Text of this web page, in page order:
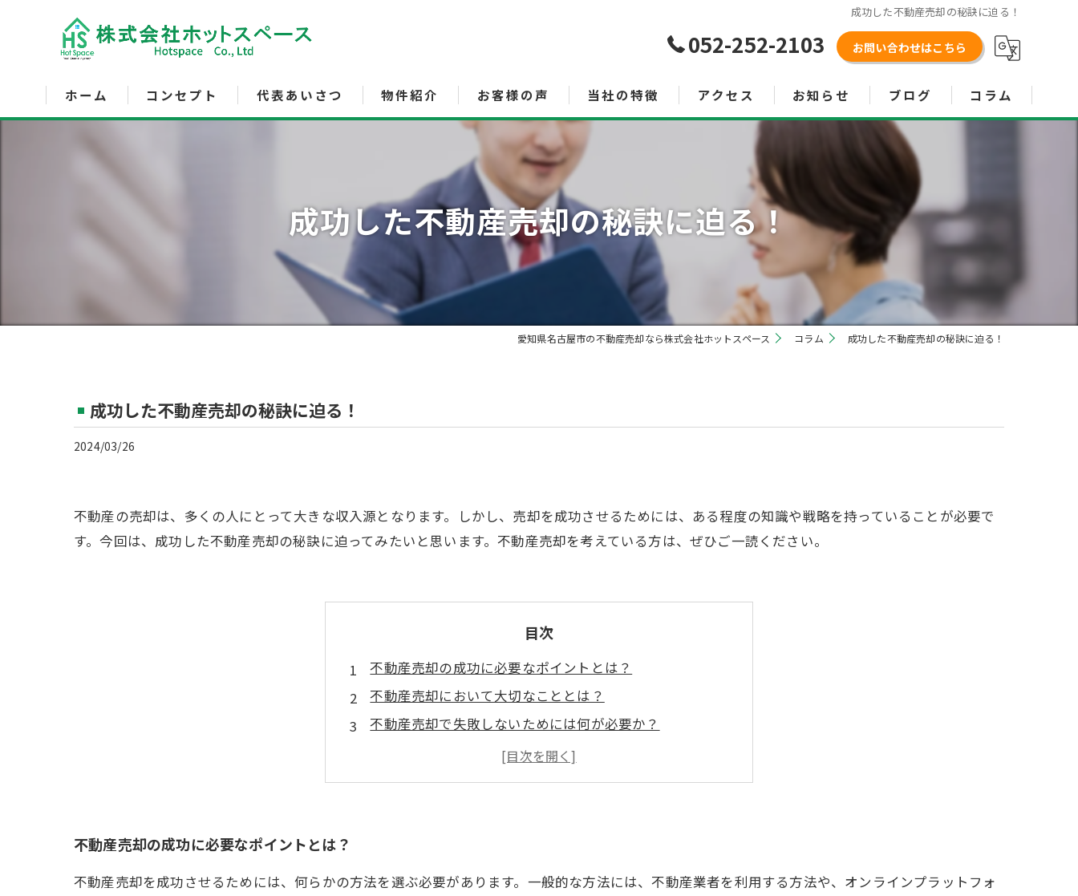
成功した不動産売却の秘訣に迫る！
052-252-2103 お問い合わせはこちら
ホーム コンセプト 代表あいさつ 物件紹介 お客様の声 当社の特徴
売買
空き家管理サービス
土地
相続
アクセス お知らせ ブログ コラム
成功した不動産売却の秘訣に迫る！
愛知県名古屋市の不動産売却なら株式会社ホットスペース コラム 成功した不動産売却の秘訣に迫る！
成功した不動産売却の秘訣に迫る！
2024/03/26
不動産の売却は、多くの人にとって大きな収入源となります。しかし、売却を成功させるためには、ある程度の知識や戦略を持っていることが必要で
す。今回は、成功した不動産売却の秘訣に迫ってみたいと思います。不動産売却を考えている方は、ぜひご一読ください。
目次
不動産売却の成功に必要なポイントとは？
不動産売却において大切なこととは？
不動産売却で失敗しないためには何が必要か？
不動産売却に成功するために押さえておきたいコツとは？
不動産売却における成功事例から学ぶこと
不動産売却の成功に必要なポイントとは？
不動産売却を成功させるためには、何らかの方法を選ぶ必要があります。一般的な方法には、不動産業者を利用する方法や、オンラインプラットフォ